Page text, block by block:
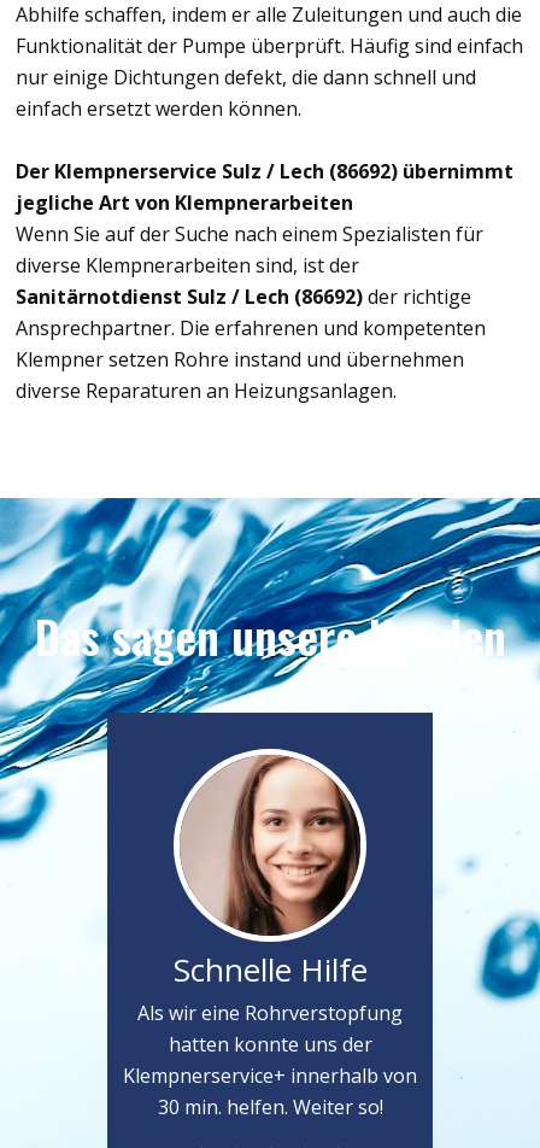
Abhilfe schaffen, indem er alle Zuleitungen und auch die
Funktionalität der Pumpe überprüft. Häufig sind einfach
nur einige Dichtungen defekt, die dann schnell und
einfach ersetzt werden können.
Der Klempnerservice Sulz / Lech (86692) übernimmt
jegliche Art von Klempnerarbeiten
Wenn Sie auf der Suche nach einem Spezialisten für
diverse Klempnerarbeiten sind, ist der
Sanitärnotdienst Sulz / Lech (86692)der richtige
Ansprechpartner. Die erfahrenen und kompetenten
Klempner setzen Rohre instand und übernehmen
diverse Reparaturen an Heizungsanlagen.
Das sagen unsere Kunden
Schnelle Hilfe
Als wir eine Rohrverstopfung
hatten konnte uns der
Klempnerservice+ innerhalb von
30 min. helfen. Weiter so!